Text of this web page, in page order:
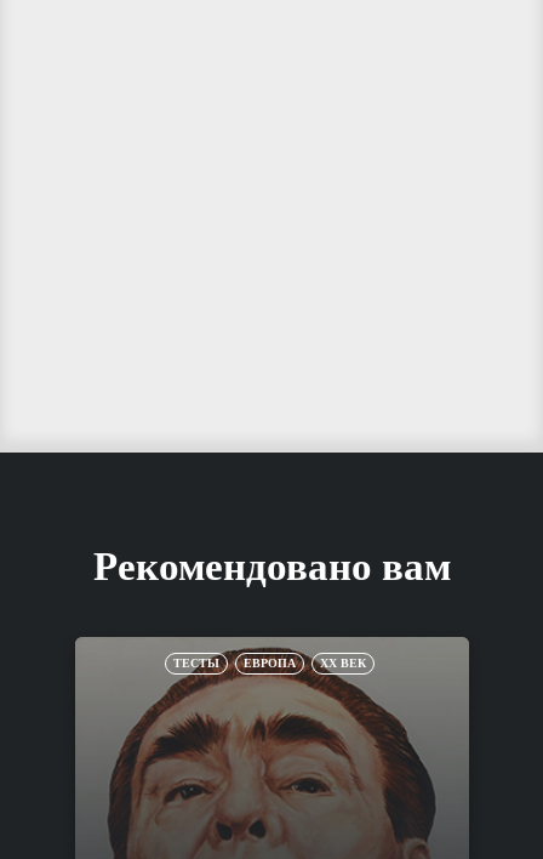
Рекомендовано вам
ТЕСТЫ ЕВРОПА XX ВЕК